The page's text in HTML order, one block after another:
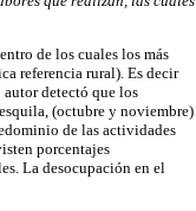
de los cuales los más
referencia rural). Es decir
detectó que los
(octubre y noviembre)
de las actividades
porcentajes
La desocupación en el